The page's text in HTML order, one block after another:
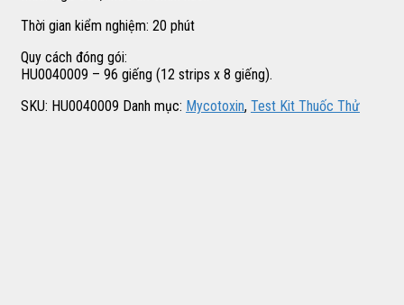
Thời gian kiểm nghiệm: 20 phút
Quy cách đóng gói:
HU0040009 – 96 giếng (12 strips x 8 giếng).
SKU: HU0040009 Danh mục: Mycotoxin, Test Kit Thuốc Thử